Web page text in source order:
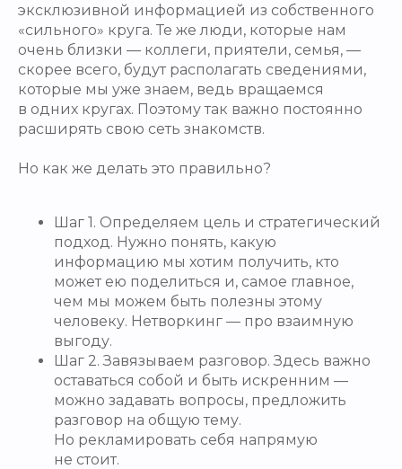
эксклюзивной информацией из собственного
«сильного» круга. Те же люди, которые нам
очень близки — коллеги, приятели, семья, —
скорее всего, будут располагать сведениями,
которые мы уже знаем, ведь вращаемся
в одних кругах. Поэтому так важно постоянно
расширять свою сеть знакомств.
Но как же делать это правильно?
Шаг 1. Определяем цель и стратегический
подход. Нужно понять, какую
информацию мы хотим получить, кто
может ею поделиться и, самое главное,
чем мы можем быть полезны этому
человеку. Нетворкинг — про взаимную
выгоду.
Шаг 2. Завязываем разговор. Здесь важно
оставаться собой и быть искренним —
можно задавать вопросы, предложить
разговор на общую тему.
Но рекламировать себя напрямую
не стоит.